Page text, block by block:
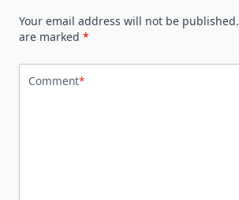
Your email address will not be published.
are marked *
Comment*